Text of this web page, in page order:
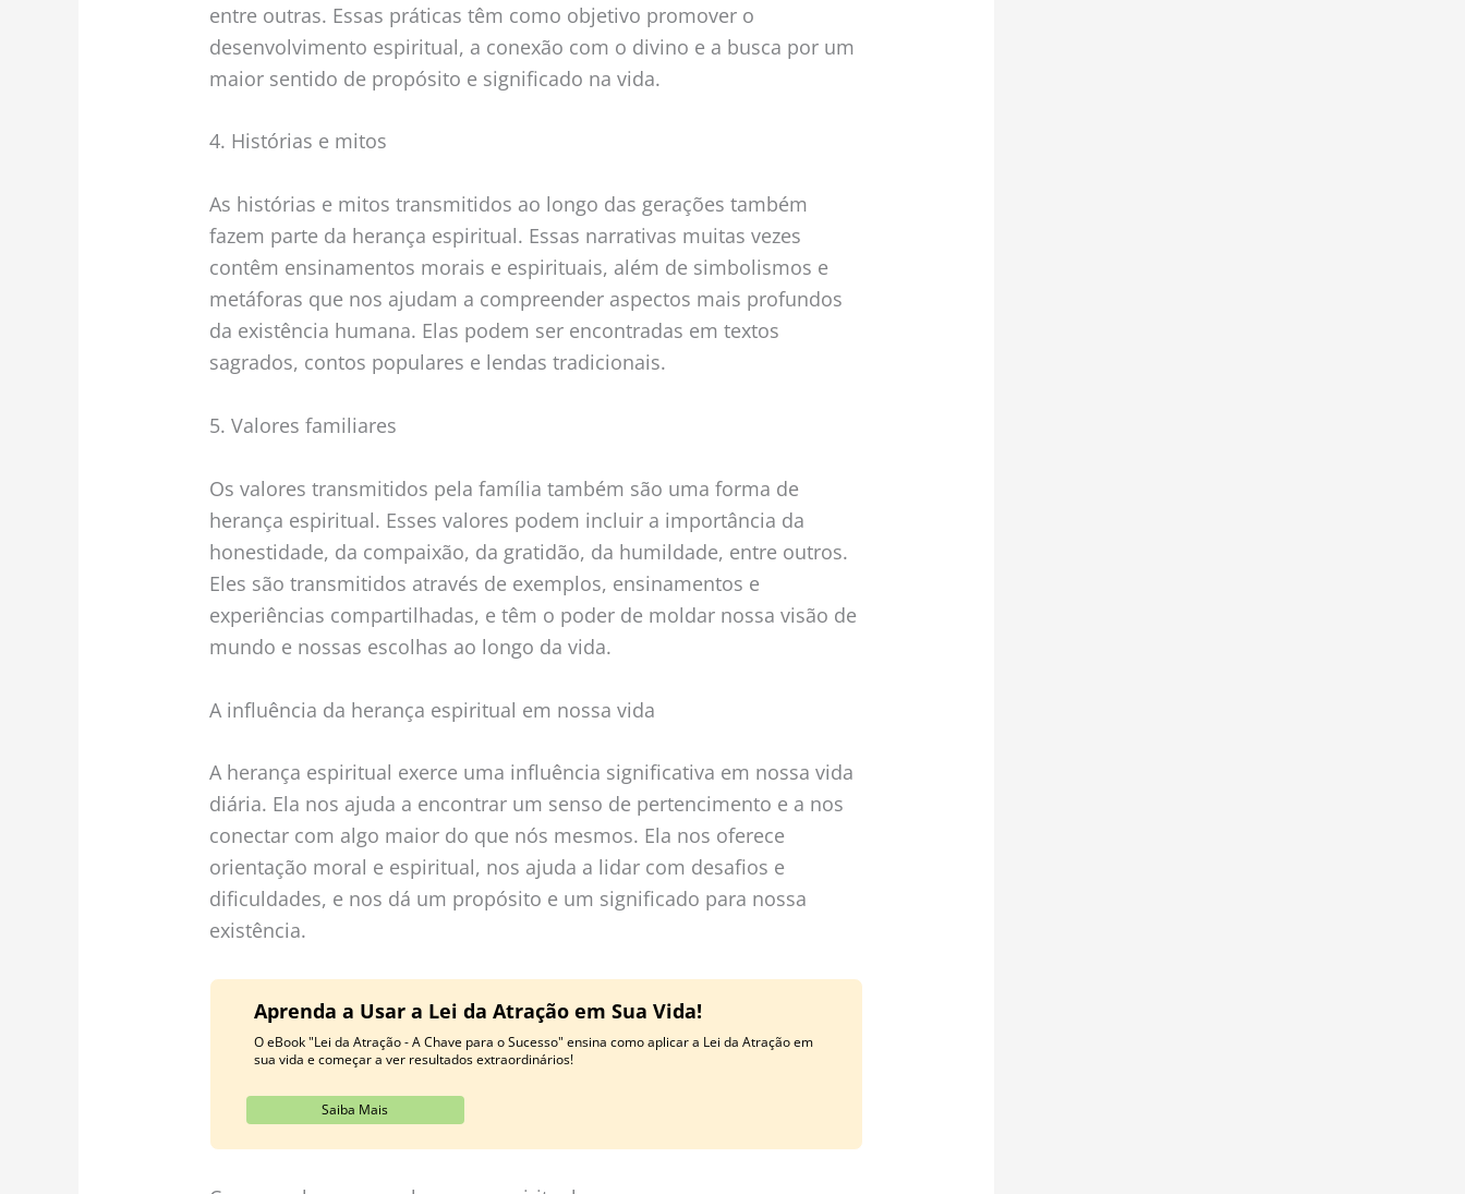
entre outras. Essas práticas têm como objetivo promover o
desenvolvimento espiritual, a conexão com o divino e a busca por um
maior sentido de propósito e significado na vida.
4. Histórias e mitos
As histórias e mitos transmitidos ao longo das gerações também
fazem parte da herança espiritual. Essas narrativas muitas vezes
contêm ensinamentos morais e espirituais, além de simbolismos e
metáforas que nos ajudam a compreender aspectos mais profundos
da existência humana. Elas podem ser encontradas em textos
sagrados, contos populares e lendas tradicionais.
5. Valores familiares
Os valores transmitidos pela família também são uma forma de
herança espiritual. Esses valores podem incluir a importância da
honestidade, da compaixão, da gratidão, da humildade, entre outros.
Eles são transmitidos através de exemplos, ensinamentos e
experiências compartilhadas, e têm o poder de moldar nossa visão de
mundo e nossas escolhas ao longo da vida.
A influência da herança espiritual em nossa vida
A herança espiritual exerce uma influência significativa em nossa vida
diária. Ela nos ajuda a encontrar um senso de pertencimento e a nos
conectar com algo maior do que nós mesmos. Ela nos oferece
orientação moral e espiritual, nos ajuda a lidar com desafios e
dificuldades, e nos dá um propósito e um significado para nossa
existência.
Aprenda a Usar a Lei da Atração em Sua Vida!
O eBook "Lei da Atração - A Chave para o Sucesso" ensina como aplicar a Lei da Atração em
sua vida e começar a ver resultados extraordinários!
Saiba Mais